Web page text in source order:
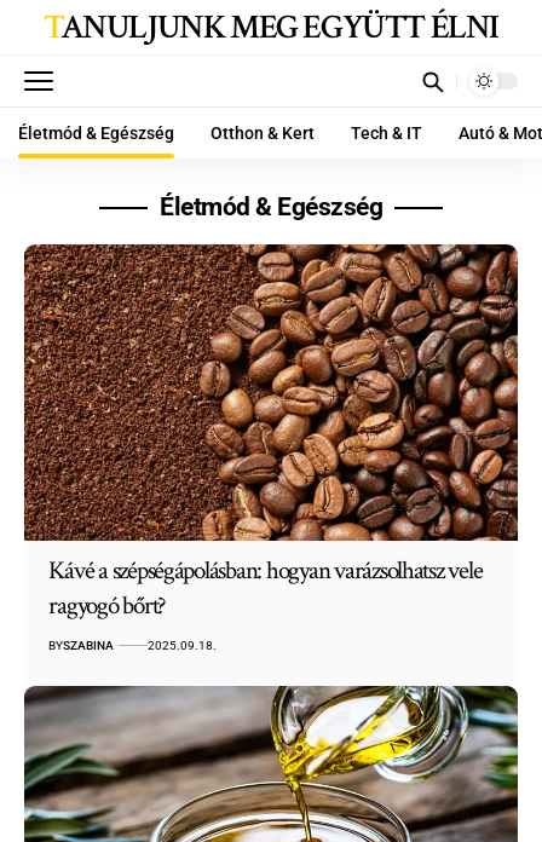
TANULJUNK MEG EGYÜTT ÉLNI
Életmód & Egészség Otthon & Kert Tech & IT Autó &
Életmód & Egészség
Kávé a szépségápolásban: hogyan varázsolhatsz vele
ragyogó bőrt?
BYSZABINA 2025.09.18.